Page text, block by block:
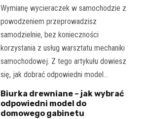
Wymianę wycieraczek w samochodzie z
powodzeniem przeprowadzisz
samodzielnie, bez konieczności
korzystania z usług warsztatu mechaniki
samochodowej. Z tego artykułu dowiesz
się, jak dobrać odpowiedni model…
Biurka drewniane – jak wybrać
odpowiedni model do
domowego gabinetu